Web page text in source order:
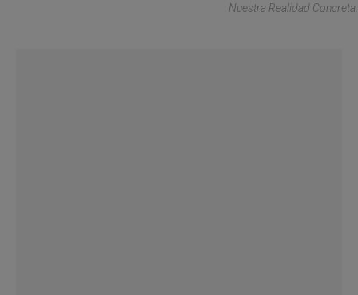
Nuestra Realidad Concreta.